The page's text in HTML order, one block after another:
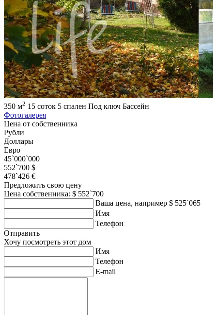
350 м2 15 соток 5 спален Под ключ Бассейн
Фотогалерея
Цена от собственника
Рубли
Доллары
Евро
45`000`000
552`700 $
478`426 €
Предложить свою цену
Цена собственника: $ 552`700
Ваша цена, например $ 525`065
Имя
Телефон
Отправить
Хочу посмотреть этот дом
Имя
Телефон
E-mail